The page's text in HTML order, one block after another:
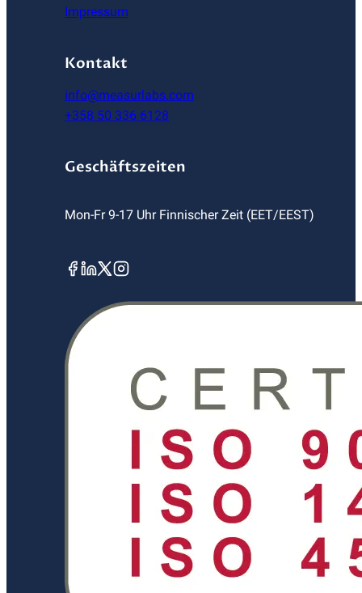
Impressum
Kontakt
info@measurlabs.com
+358 50 336 6128
Geschäftszeiten
Mon-Fr 9-17 Uhr Finnischer Zeit (EET/EEST)